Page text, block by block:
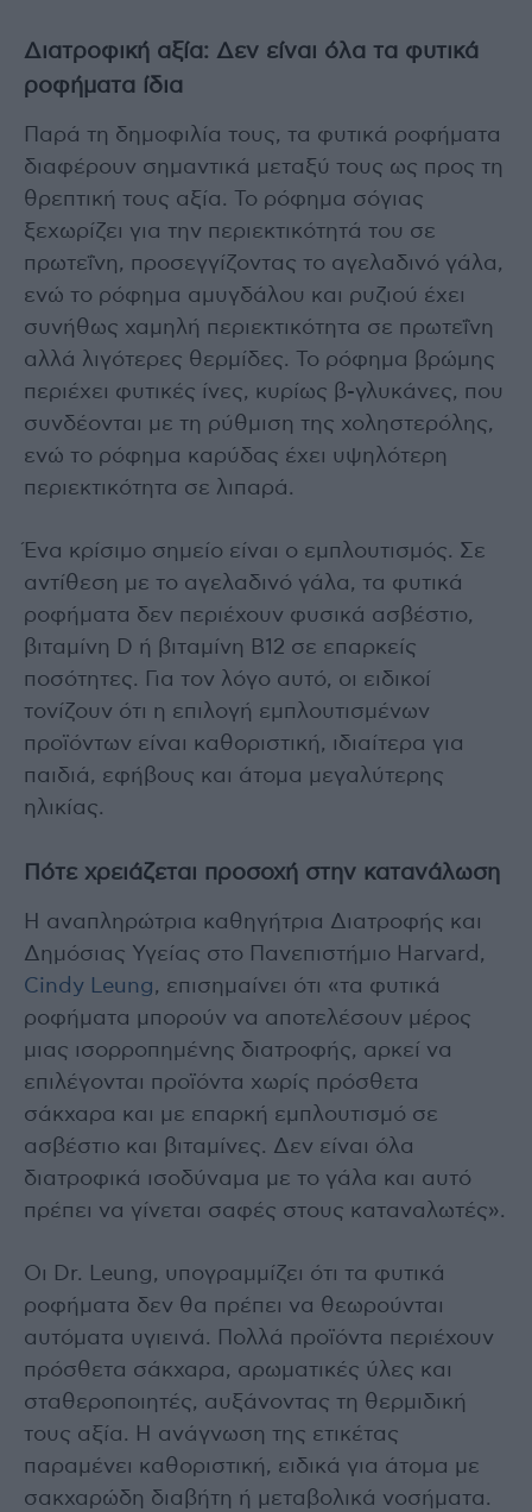
Διατροφική αξία: Δεν είναι όλα τα φυτικά
ροφήματα ίδια
Παρά τη δημοφιλία τους, τα φυτικά ροφήματα
διαφέρουν σημαντικά μεταξύ τους ως προς τη
θρεπτική τους αξία. Το ρόφημα σόγιας
ξεχωρίζει για την περιεκτικότητά του σε
πρωτεΐνη, προσεγγίζοντας το αγελαδινό γάλα,
ενώ το ρόφημα αμυγδάλου και ρυζιού έχει
συνήθως χαμηλή περιεκτικότητα σε πρωτεΐνη
αλλά λιγότερες θερμίδες. Το ρόφημα βρώμης
περιέχει φυτικές ίνες, κυρίως β-γλυκάνες, που
συνδέονται με τη ρύθμιση της χοληστερόλης,
ενώ το ρόφημα καρύδας έχει υψηλότερη
περιεκτικότητα σε λιπαρά.
Ένα κρίσιμο σημείο είναι ο εμπλουτισμός. Σε
αντίθεση με το αγελαδινό γάλα, τα φυτικά
ροφήματα δεν περιέχουν φυσικά ασβέστιο,
βιταμίνη D ή βιταμίνη Β12 σε επαρκείς
ποσότητες. Για τον λόγο αυτό, οι ειδικοί
τονίζουν ότι η επιλογή εμπλουτισμένων
προϊόντων είναι καθοριστική, ιδιαίτερα για
παιδιά, εφήβους και άτομα μεγαλύτερης
ηλικίας.
Πότε χρειάζεται προσοχή στην κατανάλωση
Η αναπληρώτρια καθηγήτρια Διατροφής και
Δημόσιας Υγείας στο Πανεπιστήμιο Harvard,
Cindy Leung, επισημαίνει ότι «τα φυτικά
ροφήματα μπορούν να αποτελέσουν μέρος
μιας ισορροπημένης διατροφής, αρκεί να
επιλέγονται προϊόντα χωρίς πρόσθετα
σάκχαρα και με επαρκή εμπλουτισμό σε
ασβέστιο και βιταμίνες. Δεν είναι όλα
διατροφικά ισοδύναμα με το γάλα και αυτό
πρέπει να γίνεται σαφές στους καταναλωτές».
Οι Dr. Leung, υπογραμμίζει ότι τα φυτικά
ροφήματα δεν θα πρέπει να θεωρούνται
αυτόματα υγιεινά. Πολλά προϊόντα περιέχουν
πρόσθετα σάκχαρα, αρωματικές ύλες και
σταθεροποιητές, αυξάνοντας τη θερμιδική
τους αξία. Η ανάγνωση της ετικέτας
παραμένει καθοριστική, ειδικά για άτομα με
σακχαρώδη διαβήτη ή μεταβολικά νοσήματα.